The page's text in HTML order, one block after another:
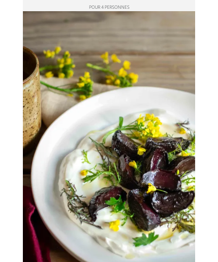
POUR 4 PERSONNES